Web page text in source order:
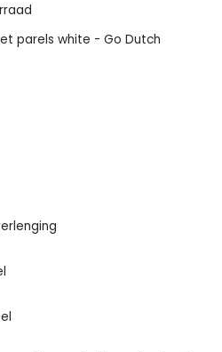
parels white - Go Dutch